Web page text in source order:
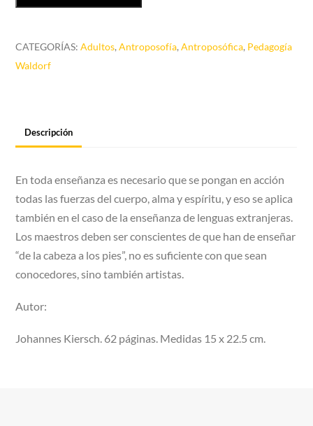
Escuela
cantidad
CATEGORÍAS:Adultos,Antroposofía,Antroposófica, Pedagogía
Waldorf
Descripción
En toda enseñanza es necesario que se pongan en acción
todas las fuerzas del cuerpo, alma y espíritu, y eso se aplica
también en el caso de la enseñanza de lenguas extranjeras.
Los maestros deben ser conscientes de que han de enseñar
“de la cabeza a los pies”, no es suficiente con que sean
conocedores, sino también artistas.
Autor:
Johannes Kiersch. 62 páginas. Medidas 15 x 22.5 cm.